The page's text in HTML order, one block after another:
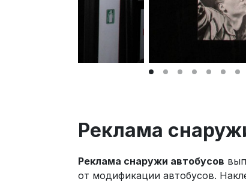
Реклама
Реклама снаружи автобусов
от модификации автобусов.